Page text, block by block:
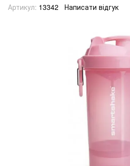
Артикул: 13342 Написати відгук